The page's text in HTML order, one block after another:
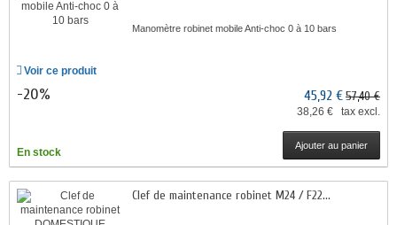
Manomètre robinet mobile Anti-choc 0 à 10 bars
Voir ce produit
-20% 45,92 €57,40 €
38,26 € tax excl.
En stock
Ajouter au panier
Clef de maintenance robinet M24 / F22...